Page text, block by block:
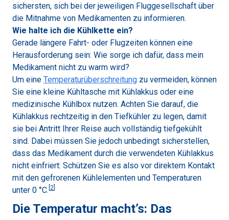
sichersten, sich bei der jeweiligen Fluggesellschaft über
die Mitnahme von Medikamenten zu informieren.
Wie halte ich die Kühlkette ein?
Gerade längere Fahrt- oder Flugzeiten können eine
Herausforderung sein: Wie sorge ich dafür, dass mein
Medikament nicht zu warm wird?
Um eine Temperaturüberschreitung zu vermeiden, können
Sie eine kleine Kühltasche mit Kühlakkus oder eine
medizinische Kühlbox nutzen. Achten Sie darauf, die
Kühlakkus rechtzeitig in den Tiefkühler zu legen, damit
sie bei Antritt Ihrer Reise auch vollständig tiefgekühlt
sind. Dabei müssen Sie jedoch unbedingt sicherstellen,
dass das Medikament durch die verwendeten Kühlakkus
nicht einfriert: Schützen Sie es also vor direktem Kontakt
mit den gefrorenen Kühlelementen und Temperaturen
unter 0 °C. 2
Die Temperatur macht’s: Das